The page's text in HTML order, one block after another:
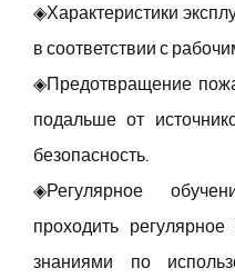
◈Характеристики
в соответствии с
◈Предотвращение
подальше от
безопасность.
◈Регулярное
проходить
знаниями по